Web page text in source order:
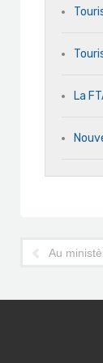
La
Au